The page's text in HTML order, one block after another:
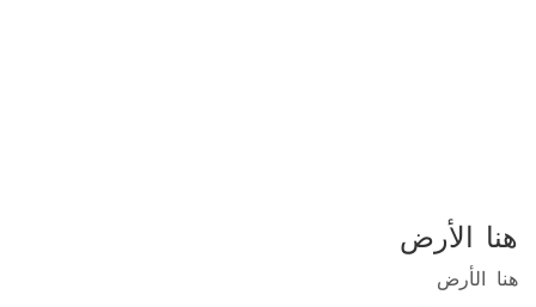
هنا الأرض
هنا الأرض